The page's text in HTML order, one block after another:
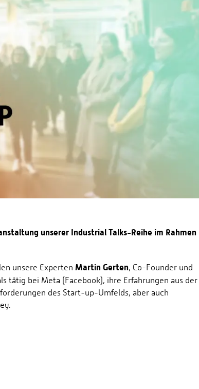
unserer Industrial Talks-Reihe im Rahmen
unsere Experten Martin Gerten, Co-Founder und
tätig bei Meta (Facebook), ihre Erfahrungen aus der
des Start-up-Umfelds, aber auch